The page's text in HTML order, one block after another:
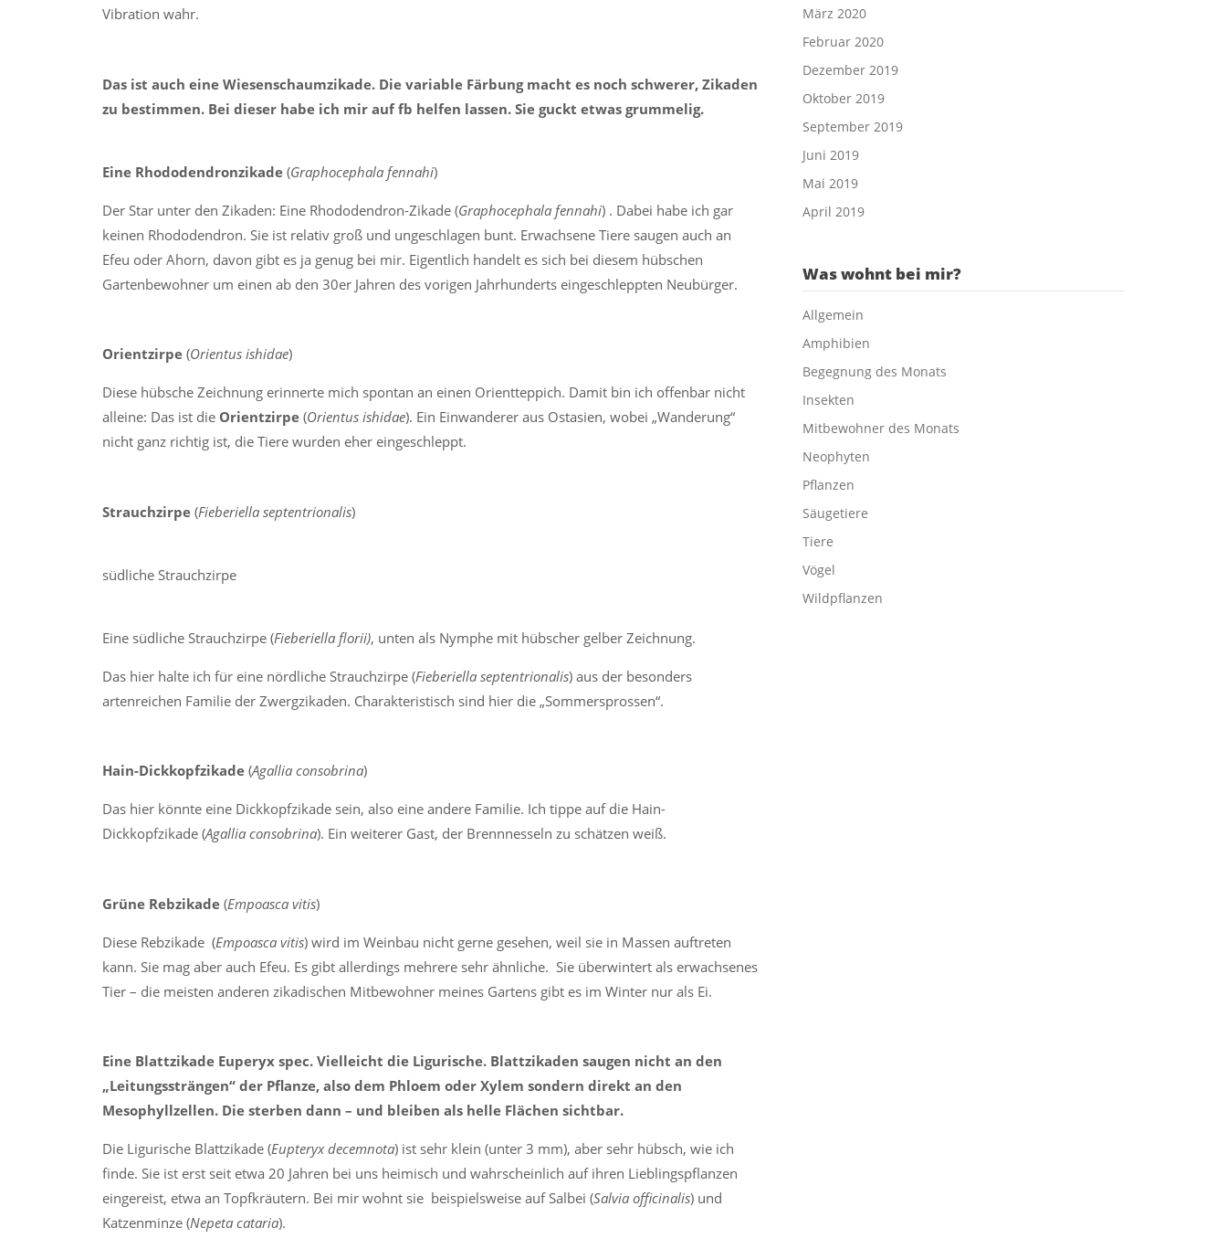
Vibration wahr.
Das ist auch eine Wiesenschaumzikade. Die variable Färbung macht es noch schwerer, Zikaden
zu bestimmen. Bei dieser habe ich mir auf fb helfen lassen. Sie guckt etwas grummelig.
Eine Rhododendronzikade (Graphocephala fennahi)
Der Star unter den Zikaden: Eine Rhododendron-Zikade (Graphocephala fennahi) . Dabei habe ich gar
keinen Rhododendron. Sie ist relativ groß und ungeschlagen bunt. Erwachsene Tiere saugen auch an
Efeu oder Ahorn, davon gibt es ja genug bei mir. Eigentlich handelt es sich bei diesem hübschen
Gartenbewohner um einen ab den 30er Jahren des vorigen Jahrhunderts eingeschleppten Neubürger.
Orientzirpe (Orientus ishidae)
Diese hübsche Zeichnung erinnerte mich spontan an einen Orientteppich. Damit bin ich offenbar nicht
alleine: Das ist die Orientzirpe (Orientus ishidae). Ein Einwanderer aus Ostasien, wobei „Wanderung“
nicht ganz richtig ist, die Tiere wurden eher eingeschleppt.
Strauchzirpe (Fieberiella septentrionalis)
südliche Strauchzirpe
Eine südliche Strauchzirpe (Fieberiella florii), unten als Nymphe mit hübscher gelber Zeichnung.
Das hier halte ich für eine nördliche Strauchzirpe (Fieberiella septentrionalis) aus der besonders
artenreichen Familie der Zwergzikaden. Charakteristisch sind hier die „Sommersprossen“.
Hain-Dickkopfzikade (Agallia consobrina)
Das hier könnte eine Dickkopfzikade sein, also eine andere Familie. Ich tippe auf die Hain-
Dickkopfzikade (Agallia consobrina). Ein weiterer Gast, der Brennnesseln zu schätzen weiß.
Grüne Rebzikade (Empoasca vitis)
Diese Rebzikade (Empoasca vitis) wird im Weinbau nicht gerne gesehen, weil sie in Massen auftreten
kann. Sie mag aber auch Efeu. Es gibt allerdings mehrere sehr ähnliche. Sie überwintert als erwachsenes
Tier – die meisten anderen zikadischen Mitbewohner meines Gartens gibt es im Winter nur als Ei.
Eine Blattzikade Euperyx spec. Vielleicht die Ligurische. Blattzikaden saugen nicht an den
„Leitungssträngen“ der Pflanze, also dem Phloem oder Xylem sondern direkt an den
Mesophyllzellen. Die sterben dann – und bleiben als helle Flächen sichtbar.
Die Ligurische Blattzikade (Eupteryx decemnota) ist sehr klein (unter 3 mm), aber sehr hübsch, wie ich
finde. Sie ist erst seit etwa 20 Jahren bei uns heimisch und wahrscheinlich auf ihren Lieblingspflanzen
eingereist, etwa an Topfkräutern. Bei mir wohnt sie beispielsweise auf Salbei (Salvia officinalis) und
Katzenminze (Nepeta cataria).
März 2020
Februar 2020
Dezember 2019
Oktober 2019
September 2019
Juni 2019
Mai 2019
April 2019
Was wohnt bei mir?
Allgemein
Amphibien
Begegnung des Monats
Insekten
Mitbewohner des Monats
Neophyten
Pflanzen
Säugetiere
Tiere
Vögel
Wildpflanzen